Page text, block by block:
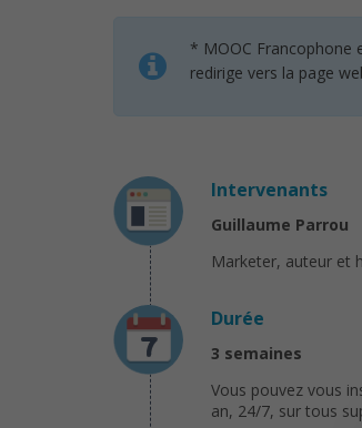
* MOOC Francophone
redirige vers la page
Intervenants
Guillaume Parrou
Marketer, auteur et
Durée
3 semaines
Vous pouvez vous
an, 24/7, sur tous